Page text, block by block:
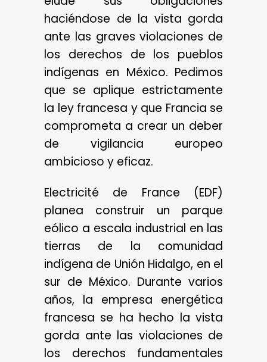
haciéndose de la vista gorda
ante las graves violaciones de
los derechos de los pueblos
indígenas en México. Pedimos
que se aplique estrictamente
la ley francesa y que Francia se
comprometa a crear un deber
de vigilancia europeo
ambicioso y eficaz.
Electricité de France (EDF)
planea construir un parque
eólico a escala industrial en las
tierras de la comunidad
indígena de Unión Hidalgo, en el
sur de México. Durante varios
años, la empresa energética
francesa se ha hecho la vista
gorda ante las violaciones de
los derechos fundamentales